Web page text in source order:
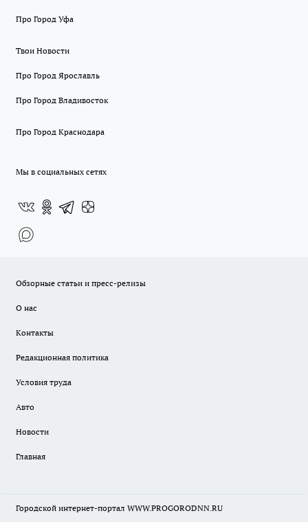
Про Город Уфа
Твои Новости
Про Город Ярославль
Про Город Владивосток
Про Город Краснодара
Мы в социальных сетях
Обзорные статьи и пресс-релизы
О нас
Контакты
Редакционная политика
Условия труда
Авто
Новости
Главная
Городской интернет-портал WWW.PROGORODNN.RU